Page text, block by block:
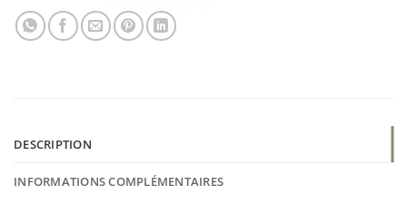
DESCRIPTION
INFORMATIONS COMPLÉMENTAIRES